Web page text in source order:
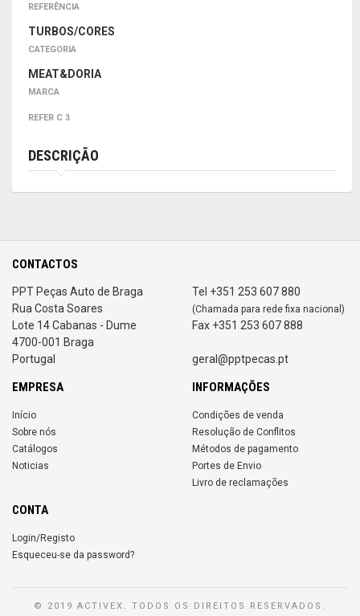
REFERÊNCIA
TURBOS/CORES
CATEGORIA
MEAT&DORIA
MARCA
REFER C 3
DESCRIÇÃO
CONTACTOS
PPT Peças Auto de Braga
Rua Costa Soares
Lote 14 Cabanas - Dume
4700-001 Braga
Portugal
Tel +351 253 607 880
(Chamada para rede fixa nacional)
Fax +351 253 607 888
geral@pptpecas.pt
EMPRESA
Início
Sobre nós
Catálogos
Noticias
INFORMAÇÕES
Condições de venda
Resolução de Conflitos
Métodos de pagamento
Portes de Envio
Livro de reclamações
CONTA
Login/Registo
Esqueceu-se da password?
© 2019 ACTIVEX. TODOS OS DIREITOS RESERVADOS.